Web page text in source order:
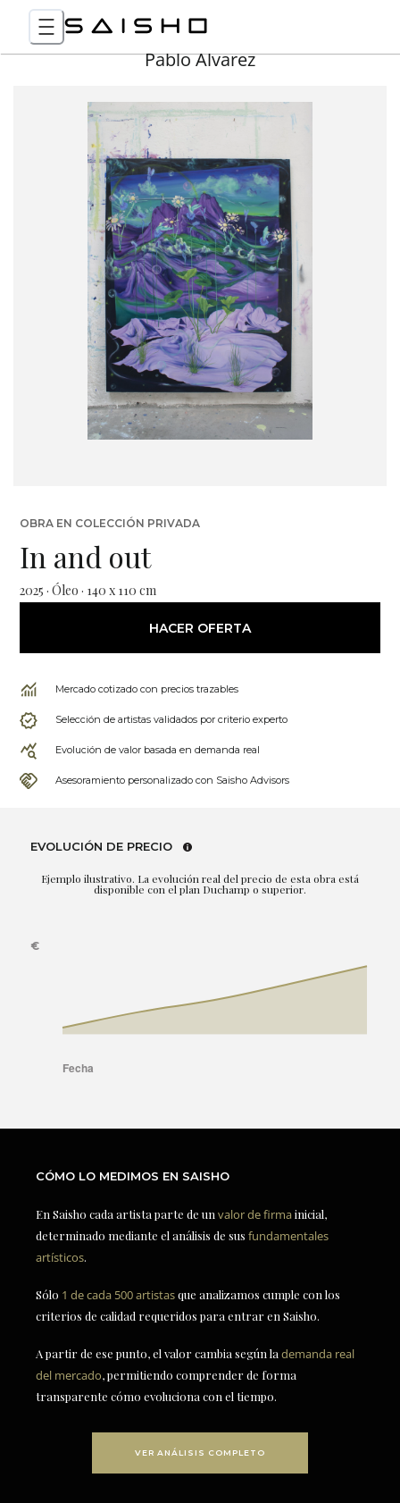
Pablo Álvarez
OBRA EN COLECCIÓN PRIVADA
In and out
2025 · Óleo · 140 x 110 cm
HACER OFERTA
Mercado cotizado con precios trazables
Selección de artistas validados por criterio experto
Evolución de valor basada en demanda real
Asesoramiento personalizado con Saisho Advisors
EVOLUCIÓN DE PRECIO
Ejemplo ilustrativo. La evolución real del precio de esta obra está
disponible con el plan Duchamp o superior.
CÓMO LO MEDIMOS EN SAISHO
En Saisho cada artista parte de un valor de firmainicial,
determinado mediante el análisis de sus fundamentales
artísticos.
Sólo 1 de cada 500 artistasque analizamos cumple con los
criterios de calidad requeridos para entrar en Saisho.
A partir de ese punto, el valor cambia según la demanda real
del mercado, permitiendo comprender de forma
transparente cómo evoluciona con el tiempo.
VER ANÁLISIS COMPLETO